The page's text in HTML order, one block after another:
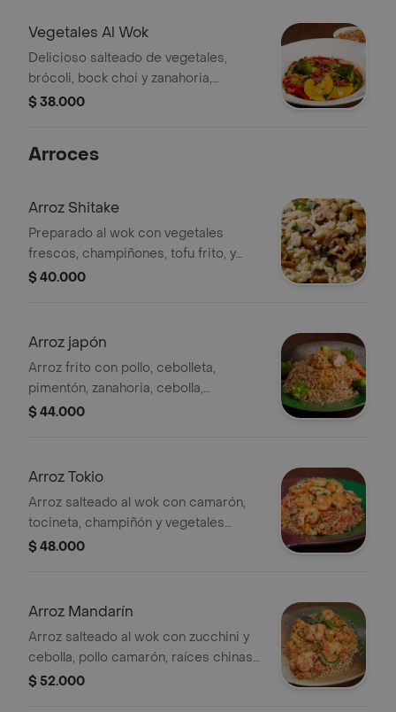
Vegetales Al Wok
Delicioso salteado de vegetales,
brócoli, bock choi y zanahoria,
cebolla, zuquini, champiñón, pimentón
$ 38.000
Arroces
Arroz Shitake
Preparado al wok con vegetales
frescos, champiñones, tofu frito, y
hongos shitake, maíz y huevo, salteado
$ 40.000
Arroz japón
Arroz frito con pollo, cebolleta,
pimentón, zanahoria, cebolla,
pimienta, soya y jengibre.
$ 44.000
Arroz Tokio
Arroz salteado al wok con camarón,
tocineta, champiñón y vegetales
frescos de temporada.
$ 48.000
Arroz Mandarín
Arroz salteado al wok con zucchini y
cebolla, pollo camarón, raíces chinas
y un ligero picante.
$ 52.000